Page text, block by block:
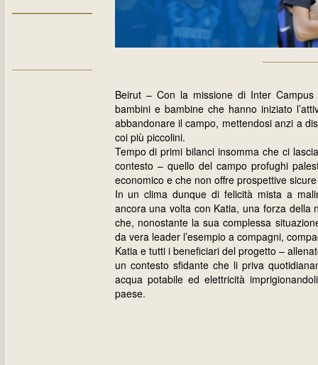
Beirut – Con la missione di Inter
bambini e bambine che hanno iniziato
abbandonare il campo, mettendosi anzi a
coi più piccolini.
Tempo di primi bilanci insomma che ci
contesto – quello del campo profughi
economico e che non offre prospettive
In un clima dunque di felicità mista a
ancora una volta con Katia, una forza
che, nonostante la sua complessa
da vera leader l’esempio a compagni,
Katia e tutti i beneficiari del progetto –
un contesto sfidante che li priva
acqua potabile ed elettricità
paese.